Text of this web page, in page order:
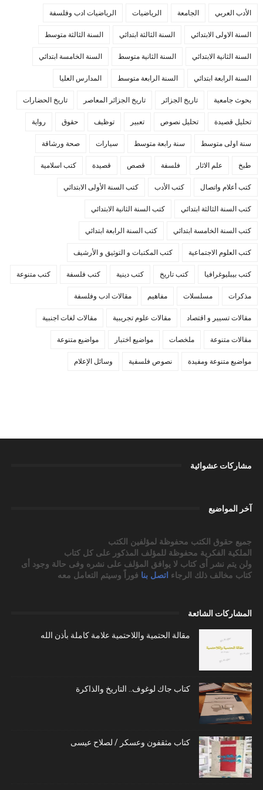
الأدب العربي الجامعة الرياضيات الرياضيات ادب وفلسفة
السنة الاولى الابتدائي السنة الثالثة ابتدائي السنة الثالثة متوسط
السنة الثانية الابتدائي السنة الثانية متوسط السنة الخامسة ابتدائي
السنة الرابعة ابتدائي السنة الرابعة متوسط المدارس العليا
بحوث جامعية تاريخ الجزائر تاريخ الجزائر المعاصر تاريخ الحضارات
تحليل قصيدة تحليل نصوص تعبير توظيف حقوق رواية
سنة اولى متوسط سنة رابعة متوسط سيارات صحة ورشاقة
طبخ علم الاثار فلسفة قصص قصيدة كتب اسلامية
كتب أعلام واتصال كتب الأدب كتب السنة الأولى الابتدائي
كتب السنة الثالثة ابتدائي كتب السنة الثانية الابتدائي
كتب السنة الخامسة ابتدائي كتب السنة الرابعة ابتدائي
كتب العلوم الاجتماعية كتب المكتبات و التوثيق و الأرشيف
كتب بيبليوغرافيا كتب تاريخ كتب دينية كتب فلسفة كتب متنوعة
مذكرات مسلسلات مفاهيم مقالات ادب وفلسفة
مقالات تسيير و اقتصاد مقالات علوم تجريبية مقالات لغات اجنبية
مقالات متنوعة ملخصات مواضيع اختبار مواضيع متنوعة
مواضيع متنوعة ومفيدة نصوص فلسفية وسائل الإعلام
مشاركات عشوائية
آخر المواضيع
جميع حقوق الكتب محفوظة لمؤلفين الكتب
الملكية الفكرية محفوظة للمؤلف المذكور على كل كتاب
ولن يتم نشر أى كتاب لا يوافق المؤلف على نشره وفى حالة وجود أى
كتاب مخالف ذلك الرجاء اتصل بنا فوراً وسيتم التعامل معه
المشاركات الشائعة
مقالة الحتمية واللاحتمية علامة كاملة بأذن الله
كتاب جاك لوغوف.. التاريخ والذاكرة
كتاب مثقفون وعسكر / لصلاح عيسى